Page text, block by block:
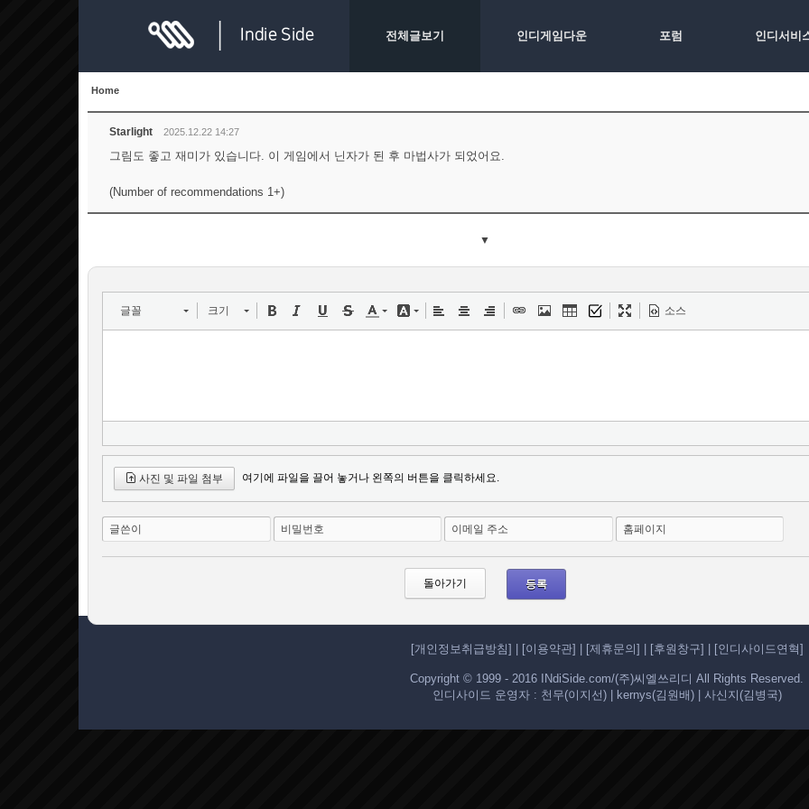
전체글보기 인디게임다운 포럼 인디서비
Home
Starlight 2025.12.22 14:27
그림도 좋고 재미가 있습니다. 이 게임에서 닌자가 된 후 마법사가 되었어요.
(Number of recommendations 1+)
▼
글꼴 크기 소스
사진 및 파일 첨부 여기에 파일을 끌어 놓거나 왼쪽의 버튼을 클릭하세요.
글쓴이 비밀번호 이메일 주소 홈페이지
돌아가기
[개인정보취급방침] [이용약관] [제휴문의] [후원창구] [인디사이드연혁]
Copyright © 1999 - 2016 INdiSide.com/(주)씨엘쓰리디 All Rights Reserved.
인디사이드 운영자 : 천무(이지선) | kernys(김원배) | 사신지(김병국)